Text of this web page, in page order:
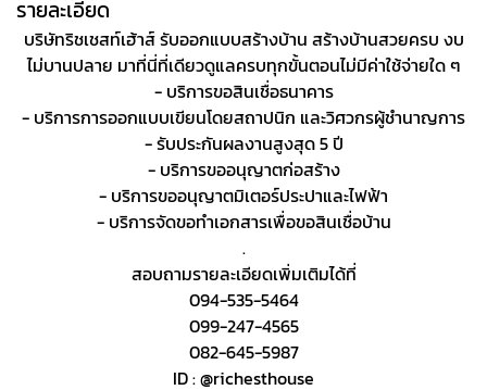
รายละเอียด
บริษัทริชเชสท์เฮ้าส์ รับออกแบบสร้างบ้าน สร้างบ้านสวยครบ งบ
ไม่บานปลาย มาที่นี่ที่เดียวดูแลครบทุกขั้นตอนไม่มีค่าใช้จ่ายใด ๆ
- บริการขอสินเชื่อธนาคาร
- บริการการออกแบบเขียนโดยสถาปนิก และวิศวกรผู้ชำนาญการ
- รับประกันผลงานสูงสุด 5 ปี
- บริการขออนุญาตก่อสร้าง
- บริการขออนุญาตมิเตอร์ประปาและไฟฟ้า
- บริการจัดขอทำเอกสารเพื่อขอสินเชื่อบ้าน
.
สอบถามรายละเอียดเพิ่มเติมได้ที่
094-535-5464
099-247-4565
082-645-5987
ID : @richesthouse